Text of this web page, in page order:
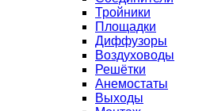
Тройники
Площадки
Диффузоры
Воздуховоды
Решётки
Анемостаты
Выходы